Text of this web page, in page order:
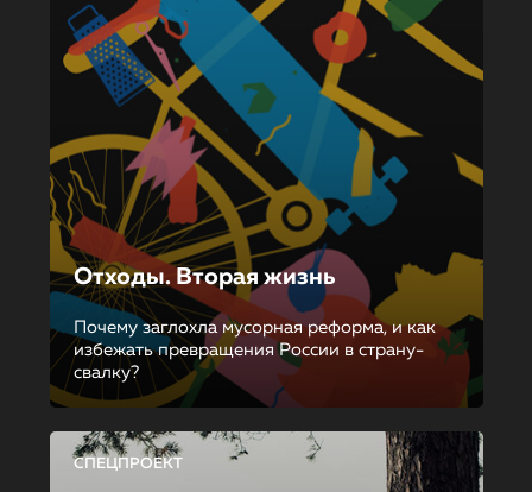
Отходы. Вторая жизнь
Почему заглохла мусорная реформа, и как
избежать превращения России в страну-
свалку?
СПЕЦПРОЕКТ